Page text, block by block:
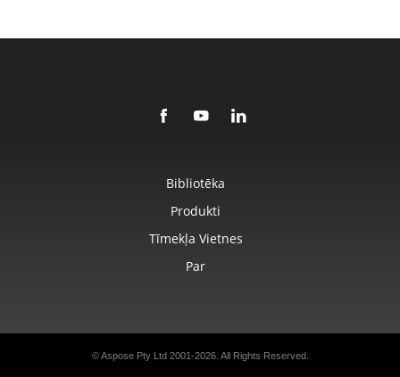
Bibliotēka
Produkti
Tīmekļa Vietnes
Par
© Aspose Pty Ltd 2001-2026. All Rights Reserved.